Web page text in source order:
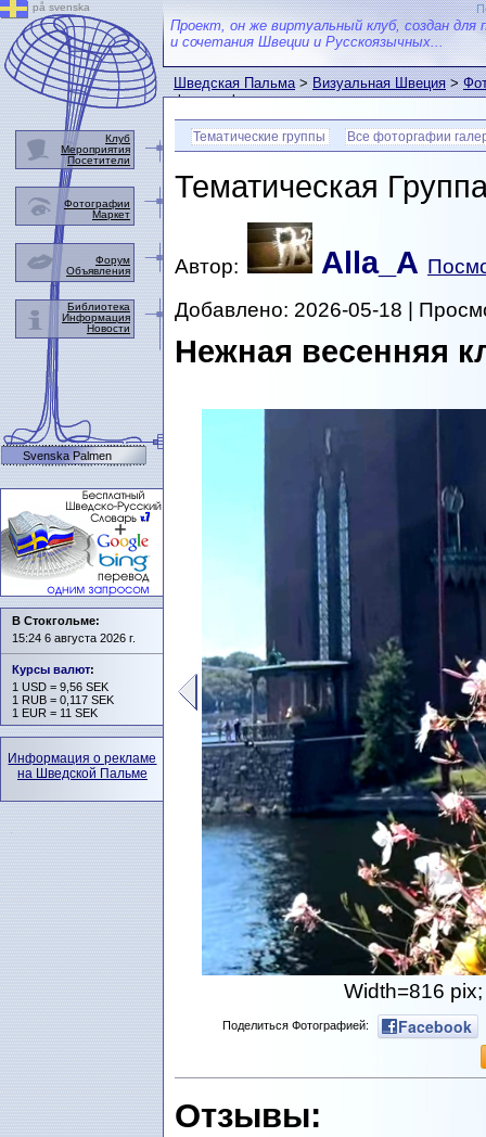
Проект, он же виртуальный клуб, создан для
и сочетания Швеции и Русскоязычных...
Шведская Пальма>Визуальная Швеция>
фотографии
Тематические группы Все фоторгафии
Тематическая
Автор: Alla_A
Добавлено: 2026-05-18 |
Нежная весенняя
Width=816
Поделиться Фотографией: Facebook
Отзывы:
på svenska
Клуб
Мероприятия
Посетители
Фотографии
Маркет
Форум
Объявления
Библиотека
Информация
Новости
Svenska Palmen
В Стокгольме:
15:24 6 августа 2026 г.
Курсы валют:
1 USD = 9,56 SEK
1 RUB = 0,117 SEK
1 EUR = 11 SEK
Информация о рекламе
на Шведской Пальме